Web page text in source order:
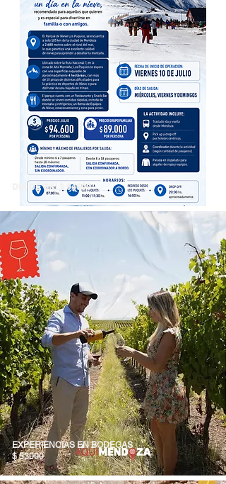
DIA DE SKI $ 94600
EXPERIENCIAS EN BODEGAS
$ 53000